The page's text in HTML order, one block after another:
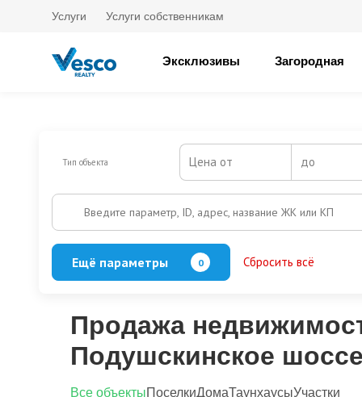
Услуги Услуги собственникам
Эксклюзивы Загородная
Тип объекта Цена от до
Введите параметр, ID, адрес, название ЖК или КП
Ещё параметры 0 Сбросить всё
Продажа
Подушскинское
Все объектыПоселкиДомаТаунхаусыУчастки